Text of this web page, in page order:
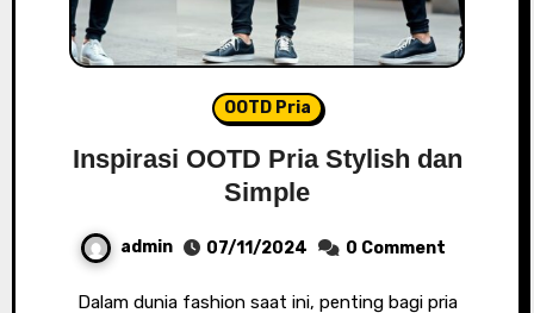
OOTD Pria
Inspirasi OOTD Pria Stylish dan
Simple
admin 07/11/2024 0 Comment
Dalam dunia fashion saat ini, penting bagi pria